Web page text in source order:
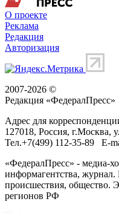
О проекте
Реклама
Редакция
Авторизация
2007-2026 ©
Редакция «ФедералПресс»
Адрес для
127018, Россия, г.Москва,
Тел.+7(499) 112-35-89 E-
«ФедералПресс» - медиа-
информагентства,
происшествия, общество.
регионов РФ